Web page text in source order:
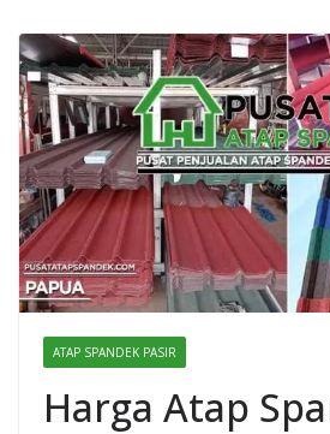
ATAP SPANDEK PASIR
Harga Atap